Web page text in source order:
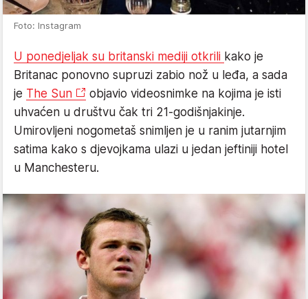
Foto: Instagram
U ponedjeljak su britanski mediji otkrili kako je
Britanac ponovno supruzi zabio nož u leđa, a sada
je The Sun
objavio videosnimke na kojima je isti
uhvaćen u društvu čak tri 21-godišnjakinje.
Umirovljeni nogometaš snimljen je u ranim jutarnjim
satima kako s djevojkama ulazi u jedan jeftiniji hotel
u Manchesteru.